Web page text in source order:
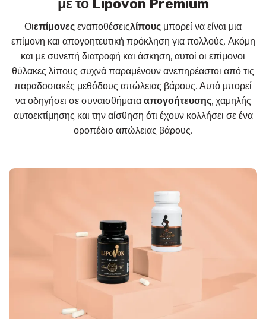
με το Lipovon Premium
Οιεπίμονες εναποθέσειςλίπους μπορεί να είναι μια
επίμονη και απογοητευτική πρόκληση για πολλούς. Ακόμη
και με συνεπή διατροφή και άσκηση, αυτοί οι επίμονοι
θύλακες λίπους συχνά παραμένουν ανεπηρέαστοι από τις
παραδοσιακές μεθόδους απώλειας βάρους. Αυτό μπορεί
να οδηγήσει σε συναισθήματα απογοήτευσης, χαμηλής
αυτοεκτίμησης και την αίσθηση ότι έχουν κολλήσει σε ένα
οροπέδιο απώλειας βάρους.